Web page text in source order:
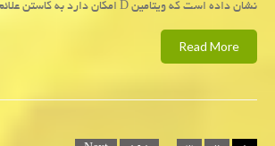
نشان داده است که ویتامین D امکان دارد به کاستن علائم افسردگی
Read More
Posts